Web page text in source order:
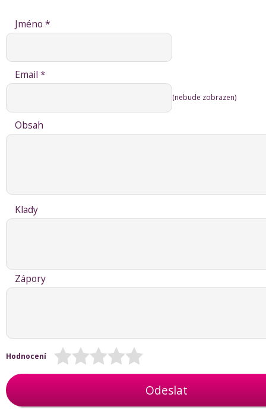
Jméno *
Email *
(nebude zobrazen)
Obsah
Klady
Zápory
Hodnocení
Odeslat